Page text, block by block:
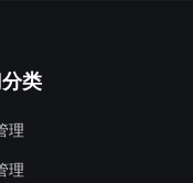
类
理
理